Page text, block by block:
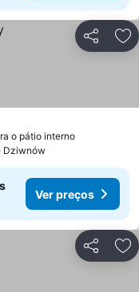
Partilhar
o pátio interno
Dziwnów
Ver preços
Partilhar